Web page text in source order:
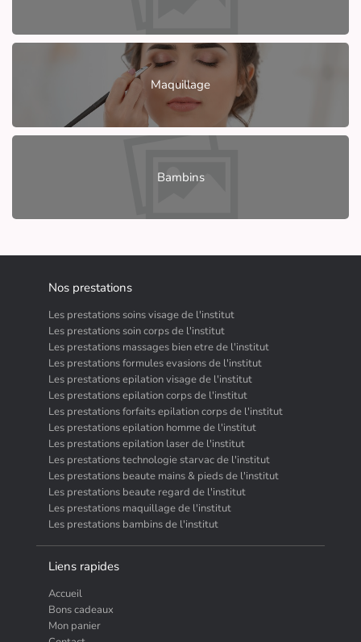
Maquillage
Bambins
Nos prestations
Les prestations soins visage de l'institut
Les prestations soin corps de l'institut
Les prestations massages bien etre de l'institut
Les prestations formules evasions de l'institut
Les prestations epilation visage de l'institut
Les prestations epilation corps de l'institut
Les prestations forfaits epilation corps de l'institut
Les prestations epilation homme de l'institut
Les prestations epilation laser de l'institut
Les prestations technologie starvac de l'institut
Les prestations beaute mains & pieds de l'institut
Les prestations beaute regard de l'institut
Les prestations maquillage de l'institut
Les prestations bambins de l'institut
Liens rapides
Accueil
Bons cadeaux
Mon panier